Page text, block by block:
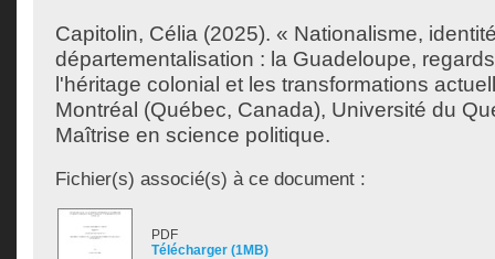
Capitolin, Célia (2025). « Nationalisme,
départementalisation : la Guadeloupe,
l'héritage colonial et les transformations
Montréal (Québec, Canada), Université du
Maîtrise en science politique.
Fichier(s) associé(s) à ce document :
PDF
Télécharger (1MB)